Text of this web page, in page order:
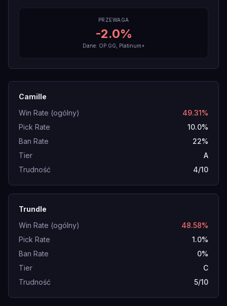
PRZEWAGA
-2.0%
Dane: OP.GG, Platinum+
Camille
Win Rate (ogólny)
49.31%
Pick Rate
10.0%
Ban Rate
22%
Tier
A
Trudność
4/10
Trundle
Win Rate (ogólny)
48.58%
Pick Rate
1.0%
Ban Rate
0%
Tier
C
Trudność
5/10